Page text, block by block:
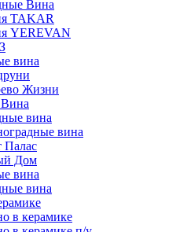
Вина
TAKAR
YEREVAN
вина
Жизни
вина
вина
Палас
Дом
вина
вина
в керамике